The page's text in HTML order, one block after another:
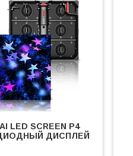
LED SCREEN Р4
ДИСПЛЕЙ